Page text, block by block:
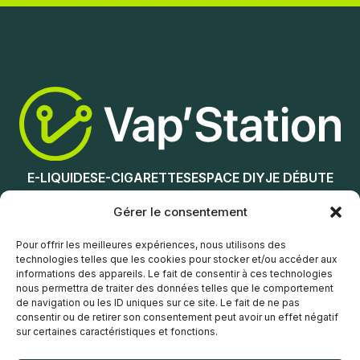
Gérer le consentement
Pour offrir les meilleures expériences, nous utilisons des
technologies telles que les cookies pour stocker et/ou accéder aux
informations des appareils. Le fait de consentir à ces technologies
nous permettra de traiter des données telles que le comportement
de navigation ou les ID uniques sur ce site. Le fait de ne pas
consentir ou de retirer son consentement peut avoir un effet négatif
sur certaines caractéristiques et fonctions.
Ajouter au panier
E-LIQUIDESE-CIGARETTESESPACE DIYJE DÉBUTE
NOS MAGASINS
Service client